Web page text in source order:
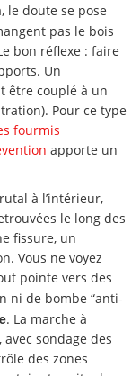
le doute se pose
pas le bois
bon réflexe : faire
Un
être couplé à un
Pour ce type
fourmis
apporte un
à l’intérieur,
le long des
fissure, un
Vous ne voyez
pointe vers des
ni de bombe “anti-
. La marche à
sondage des
des zones